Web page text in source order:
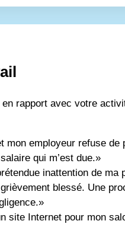
rapport avec votre
mon employeur refuse
qui m’est due.»
inattention de
blessé. Une
site Internet pour mon